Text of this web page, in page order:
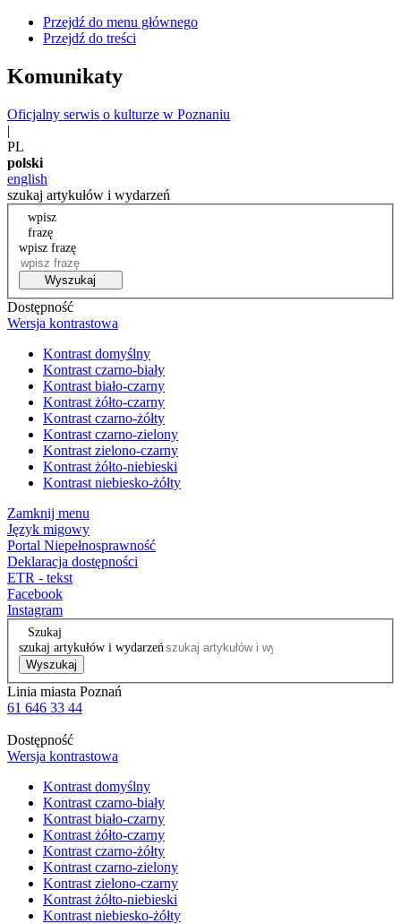
Przejdź do menu głównego
Przejdź do treści
Komunikaty
Oficjalny serwis o kulturze w Poznaniu
|
PL
polski
english
szukaj artykułów i wydarzeń
wpisz
frazę
wpisz frazę
Wyszukaj
Dostępność
Wersja kontrastowa
Kontrast domyślny
Kontrast czarno-biały
Kontrast biało-czarny
Kontrast żółto-czarny
Kontrast czarno-żółty
Kontrast czarno-zielony
Kontrast zielono-czarny
Kontrast żółto-niebieski
Kontrast niebiesko-żółty
Zamknij menu
Język migowy
Portal Niepełnosprawność
Deklaracja dostępności
ETR - tekst
Facebook
Instagram
Szukaj
szukaj artykułów i wydarzeń
Wyszukaj
Linia miasta Poznań
61 646 33 44
Dostępność
Wersja kontrastowa
Kontrast domyślny
Kontrast czarno-biały
Kontrast biało-czarny
Kontrast żółto-czarny
Kontrast czarno-żółty
Kontrast czarno-zielony
Kontrast zielono-czarny
Kontrast żółto-niebieski
Kontrast niebiesko-żółty